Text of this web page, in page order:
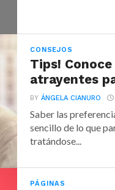
CONSEJOS
Tips!
atrayentes
BYÁNGELA CIANURO
Saber las
sencillo de lo que
tratándose...
PÁGINAS